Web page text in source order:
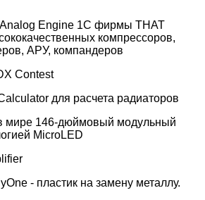
Engine 1C фирмы THAT
компрессоров,
АРУ, компандеров
Contest
для расчета радиаторов
мире 146-дюймовый модульный
MicroLED
- пластик на замену металлу.